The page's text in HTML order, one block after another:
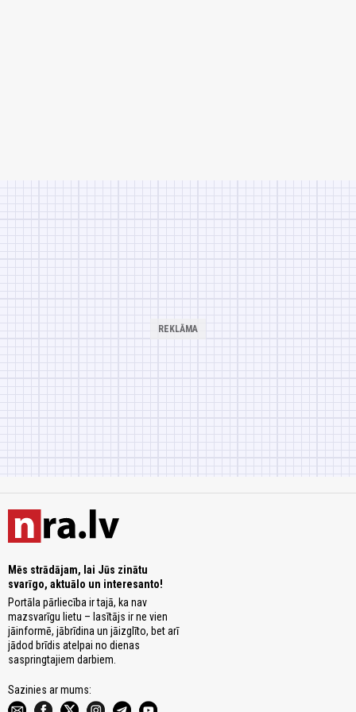
Mēs strādājam, lai Jūs zinātu
svarīgo, aktuālo un interesanto!
Portāla pārliecība ir tajā, ka nav
mazsvarīgu lietu – lasītājs ir ne vien
jāinformē, jābrīdina un jāizglīto, bet arī
jādod brīdis atelpai no dienas
saspringtajiem darbiem.
Sazinies ar mums: